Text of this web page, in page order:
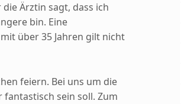
Ärztin sagt, dass ich
bin. Eine
über 35 Jahren gilt nicht
feiern. Bei uns um die
fantastisch sein soll. Zum